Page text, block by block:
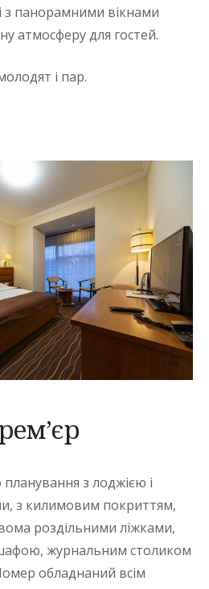
з панорамними вікнами
атмосферу для гостей.
і пар.
з лоджією і
з килимовим покриттям,
роздільними ліжками,
журнальним столиком
обладнаний всім